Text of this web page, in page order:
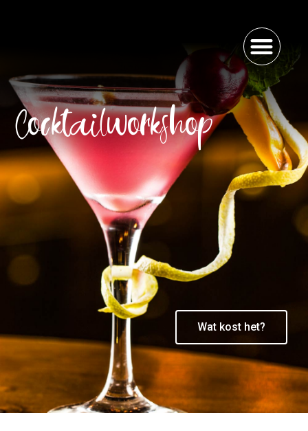
Cocktailworkshop
Wat kost het?